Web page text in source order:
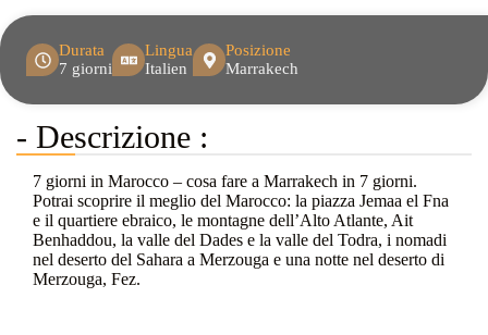
Durata
7 giorni
Lingua
Italien
Posizione
Marrakech
- Descrizione :
7 giorni in Marocco – cosa fare a Marrakech in 7 giorni.
Potrai scoprire il meglio del Marocco: la piazza Jemaa el Fna
e il quartiere ebraico, le montagne dell’Alto Atlante, Ait
Benhaddou, la valle del Dades e la valle del Todra, i nomadi
nel deserto del Sahara a Merzouga e una notte nel deserto di
Merzouga, Fez.